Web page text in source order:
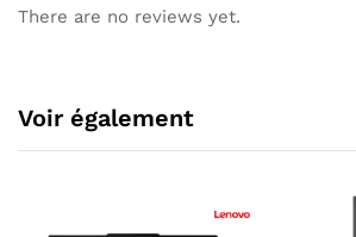
There are no reviews yet.
Voir également